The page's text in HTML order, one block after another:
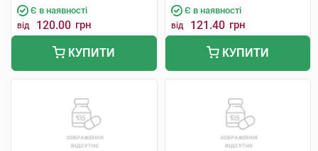
Є в наявності
від 120.00 грн
КУПИТИ
Є в наявності
від 121.40 грн
КУПИТИ